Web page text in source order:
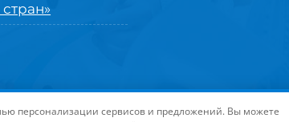
студиейFreepikдля сайтаwww.flaticon.com
персонализации сервисов и предложений. Вы можете